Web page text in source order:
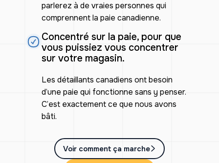
parlerez à de vraies personnes qui
comprennent la paie canadienne.
Concentré sur la paie, pour que
vous puissiez vous concentrer
sur votre magasin.
Les détaillants canadiens ont besoin
d’une paie qui fonctionne sans y penser.
C’est exactement ce que nous avons
bâti.
Voir comment ça marche